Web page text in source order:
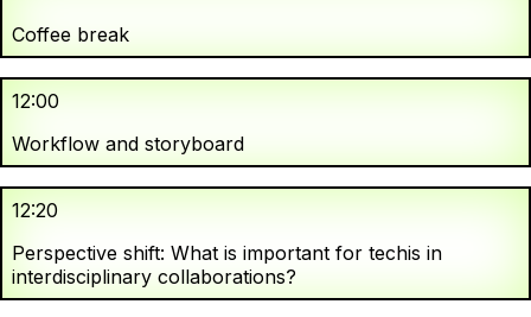
Coffee break
12:00
Workflow and storyboard
12:20
Perspective shift: What is important for techis in
interdisciplinary collaborations?